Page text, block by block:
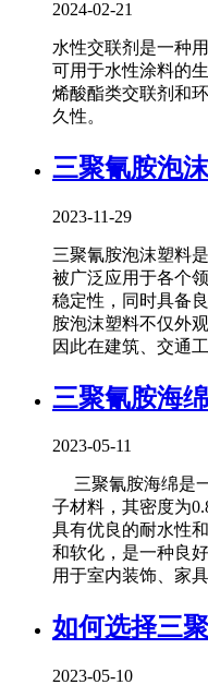
2024-02-21
水性交联剂是一种
可用于水性涂料的
烯酸酯类交联剂和
久性。
三聚氰胺泡
2023-11-29
三聚氰胺泡沫塑料
被广泛应用于各个
稳定性，同时具备
胺泡沫塑料不仅外
因此在建筑、交通
三聚氰胺海
2023-05-11
三聚氰胺海绵是
子材料，其密度为
具有优良的耐水性
和软化，是一种良
用于室内装饰、家
如何选择三
2023-05-10